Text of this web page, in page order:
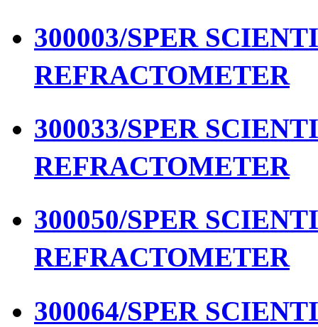
300003/SPER
REFRACTOMETER
300033/SPER
REFRACTOMETER
300050/SPER
REFRACTOMETER
300064/SPER